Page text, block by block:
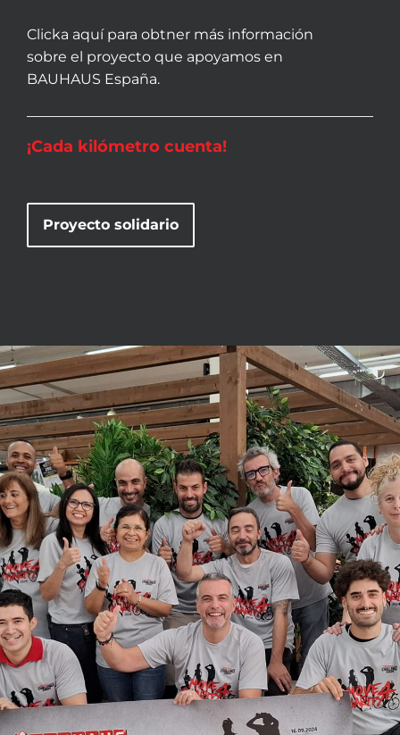
Clicka aquí para obtner más información
sobre el proyecto que apoyamos en
BAUHAUS España.
¡Cada kilómetro cuenta!
Proyecto solidario